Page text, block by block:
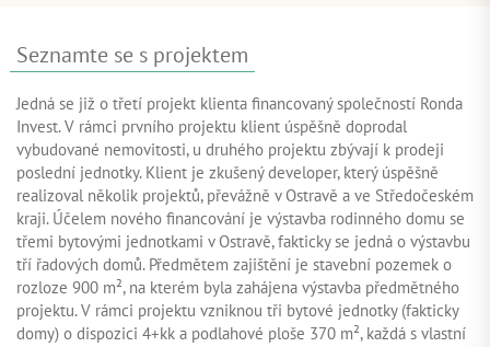
Seznamte se s projektem
Jedná se již o třetí projekt klienta financovaný společností Ronda
Invest. V rámci prvního projektu klient úspěšně doprodal
vybudované nemovitosti, u druhého projektu zbývají k prodeji
poslední jednotky. Klient je zkušený developer, který úspěšně
realizoval několik projektů, převážně v Ostravě a ve Středočeském
kraji. Účelem nového financování je výstavba rodinného domu se
třemi bytovými jednotkami v Ostravě, fakticky se jedná o výstavbu
tří řadových domů. Předmětem zajištění je stavební pozemek o
rozloze 900 m², na kterém byla zahájena výstavba předmětného
projektu. V rámci projektu vzniknou tři bytové jednotky (fakticky
domy) o dispozici 4+kk a podlahové ploše 370 m², každá s vlastní